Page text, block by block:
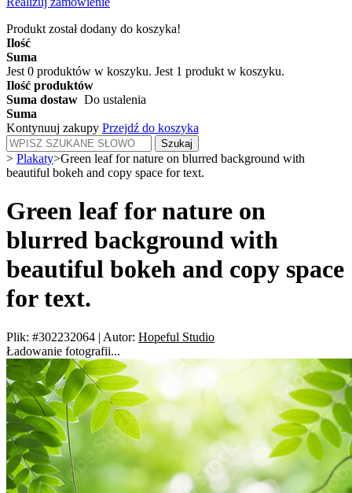
Produkt został dodany do koszyka!
Ilość
Suma
Jest 0 produktów w koszyku. Jest 1 produkt w koszyku.
Ilość produktów
Suma dostaw Do ustalenia
Suma
Kontynuuj zakupy Przejdź do koszyka
Szukaj
> Plakaty>Green leaf for nature on blurred background with
beautiful bokeh and copy space for text.
Green leaf for nature on
blurred background with
beautiful bokeh and copy space
for text.
Plik: #302232064 | Autor: Hopeful Studio
Ładowanie fotografii...